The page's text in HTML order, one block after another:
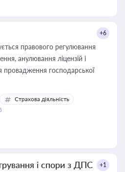
+6
правового регулювання
анулювання ліцензій і
провадження господарської
Страхова діяльність
і спори з ДПС +1